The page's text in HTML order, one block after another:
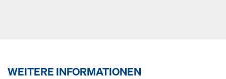
WEITERE INFORMATIONEN